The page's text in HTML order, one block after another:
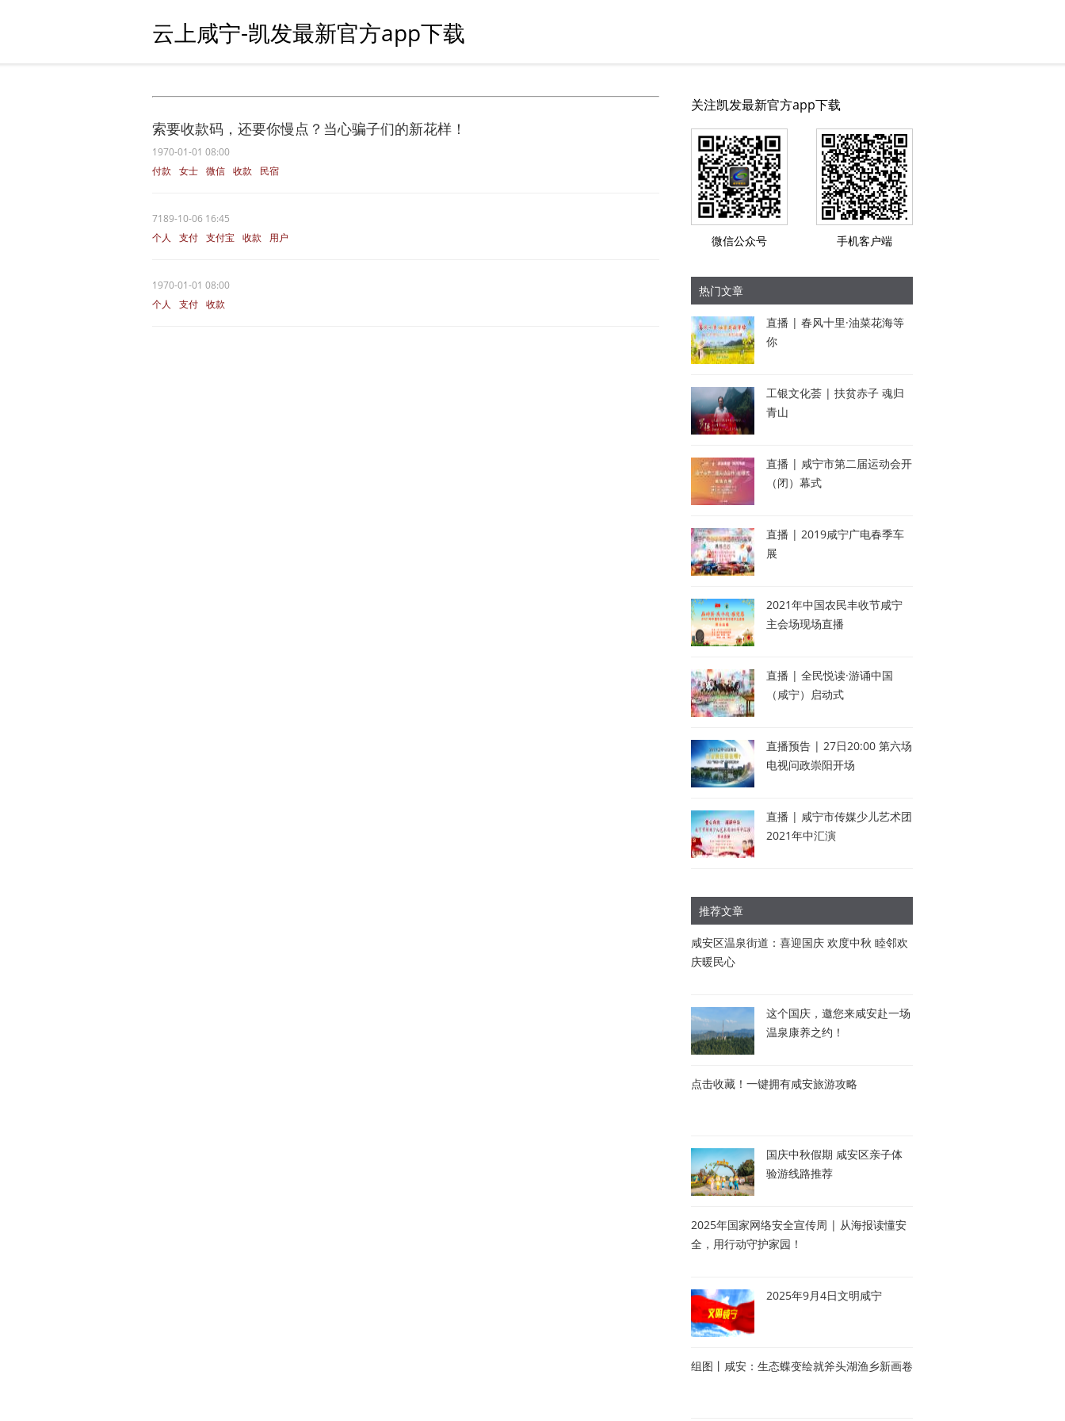
云上咸宁-凯发最新官方app下载
索要收款码，还要你慢点？当心骗子们的新花样！
1970-01-01 08:00
付款
女士 微信 收款 民宿
7189-10-06 16:45
个人
支付 支付宝 收款 用户
1970-01-01 08:00
个人
支付 收款
关注凯发最新官方app下载
微信公众号 手机客户端
热门文章
直播 | 春风十里·油菜花海等
你
工银文化荟 | 扶贫赤子 魂归
青山
直播 | 咸宁市第二届运动会开
（闭）幕式
直播 | 2019咸宁广电春季车
展
2021年中国农民丰收节咸宁
主会场现场直播
直播 | 全民悦读·游诵中国
（咸宁）启动式
直播预告 | 27日20:00 第六场
电视问政崇阳开场
直播 | 咸宁市传媒少儿艺术团
2021年中汇演
推荐文章
咸安区温泉街道：喜迎国庆 欢度中秋 睦邻欢
庆暖民心
这个国庆，邀您来咸安赴一场
温泉康养之约！
点击收藏！一键拥有咸安旅游攻略
国庆中秋假期 咸安区亲子体
验游线路推荐
2025年国家网络安全宣传周 | 从海报读懂安
全，用行动守护家园！
2025年9月4日文明咸宁
组图丨咸安：生态蝶变绘就斧头湖渔乡新画卷